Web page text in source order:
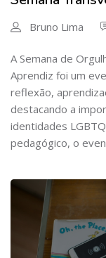
Bruno Lima
A Semana de
Aprendiz foi um
reflexão,
destacando a
identidades
pedagógico, o